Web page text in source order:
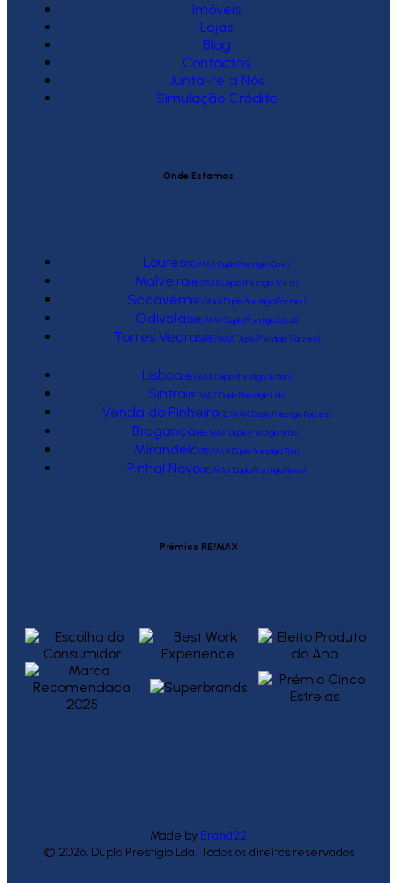
Imóveis
Lojas
Blog
Contactos
Junta-te a Nós
Simulação Crédito
Onde Estamos
Loures(RE/MAX Duplo Prestígio One)
Malveira(RE/MAX Duplo Prestígio West)
Sacavém(RE/MAX Duplo Prestígio Factory)
Odivelas(RE/MAX Duplo Prestígio Local)
Torres Vedras(RE/MAX Duplo Prestígio Várzea)
Lisboa(RE/MAX Duplo Prestígio Action)
Sintra(RE/MAX Duplo Prestígio Link)
Venda do Pinheiro(RE/MAX Duplo Prestígio Raízes)
Bragança(RE/MAX Duplo Prestígio Urbis)
Mirandela(RE/MAX Duplo Prestígio Tua)
Pinhal Novo(RE/MAX Duplo Prestígio Novo)
Prémios RE/MAX
Made by Brand22
© 2026. Duplo Prestígio Lda. Todos os direitos reservados